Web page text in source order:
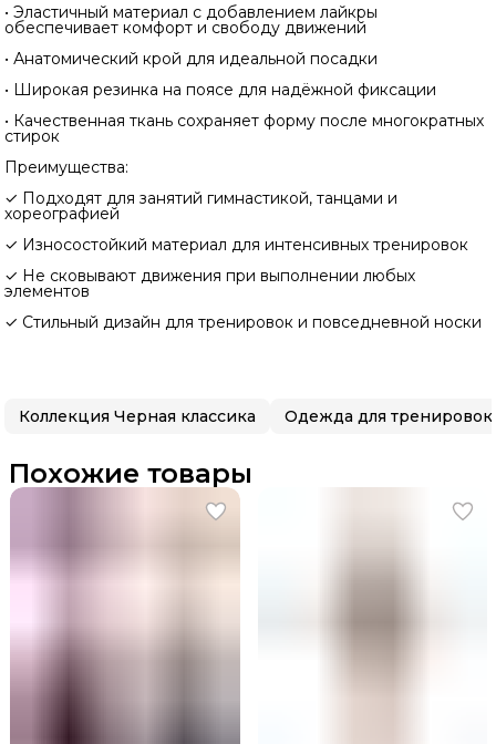
• Эластичный материал с добавлением лайкры
обеспечивает комфорт и свободу движений
• Анатомический крой для идеальной посадки
• Широкая резинка на поясе для надёжной фиксации
• Качественная ткань сохраняет форму после многократных
стирок
Преимущества:
✓ Подходят для занятий гимнастикой, танцами и
хореографией
✓ Износостойкий материал для интенсивных тренировок
✓ Не сковывают движения при выполнении любых
элементов
✓ Стильный дизайн для тренировок и повседневной носки
Коллекция Черная классика Одежда для тренировок
Похожие товары